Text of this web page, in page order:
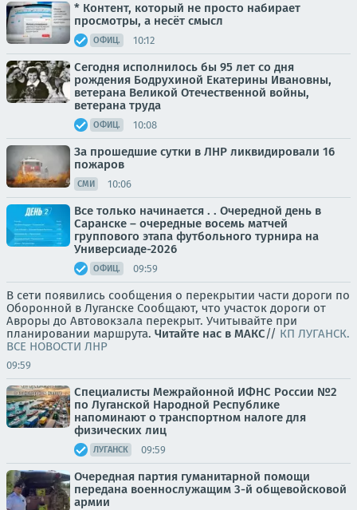
* Контент, который не просто набирает
просмотры, а несёт смысл
ОФИЦ. 10:12
Сегодня исполнилось бы 95 лет со дня
рождения Бодрухиной Екатерины Ивановны,
ветерана Великой Отечественной войны,
ветерана труда
ОФИЦ. 10:08
За прошедшие сутки в ЛНР ликвидировали 16
пожаров
СМИ 10:06
Все только начинается . . Очередной день в
Саранске – очередные восемь матчей
группового этапа футбольного турнира на
Универсиаде-2026
ОФИЦ. 09:59
В сети появились сообщения о перекрытии части дороги по
Оборонной в Луганске Сообщают, что участок дороги от
Авроры до Автовокзала перекрыт. Учитывайте при
планировании маршрута. Читайте нас в МАКС// КП ЛУГАНСК.
ВСЕ НОВОСТИ ЛНР
09:59
Специалисты Межрайонной ИФНС России №2
по Луганской Народной Республике
напоминают о транспортном налоге для
физических лиц
ЛУГАНСК 09:59
Очередная партия гуманитарной помощи
передана военнослужащим 3-й общевойсковой
армии